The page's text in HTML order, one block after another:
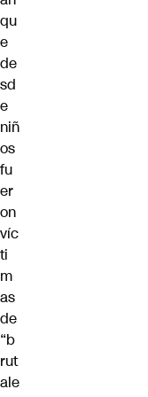
qu
e
de
sd
e
niñ
os
fu
er
on
víc
ti
m
as
de
“b
rut
ale